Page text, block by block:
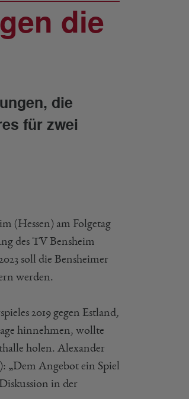
die
die
für zwei
(Hessen) am Folgetag
des TV Bensheim
soll die Bensheimer
werden.
2019 gegen Estland,
hinnehmen, wollte
holen. Alexander
„Dem Angebot ein Spiel
in der